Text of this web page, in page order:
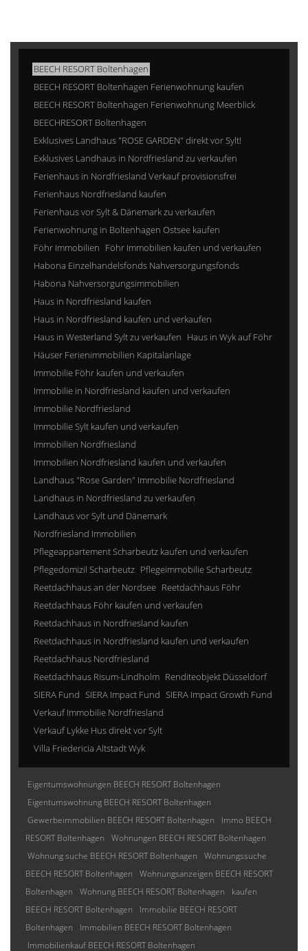
BEECH RESORT Boltenhagen
BEECH RESORT Boltenhagen Ferienwohnung kaufen
BEECH RESORT Boltenhagen Ferienwohnung Meerblick
BEECHRESORT Boltenhagen
Exklusives Landhaus "ROSE GARDEN" direkt vor Sylt!
Exklusives Landhaus in Nordfriesland zu verkaufen
Ferienhaus in Nordfriesland Verkauf provisionsfrei
Ferienhaus Nordfriesland kaufen
Ferienhaus vor Sylt & Dänemark zu verkaufen
Ferienwohnung in Boltenhagen Ostsee kaufen
Föhr Immobilien Föhr Immobilien kaufen und verkaufen
Habona Einzelhandelsfonds Nahversorgungsfonds
Habona Nahversorgungsimmobilien
Haus in Nordfriesland kaufen
Haus in Nordfriesland kaufen und verkaufen
Haus in Westerland Sylt zu verkaufen Haus in Wyk auf Föhr
Häuser Ferienimmobilien Kapitalanlage
Immobilie Föhr kaufen und verkaufen
Immobilie in Nordfriesland kaufen und verkaufen
Immobilie Nordfriesland
Immobilie Sylt kaufen und verkaufen
Immobilien Nordfriesland
Immobilien Nordfriesland kaufen und verkaufen
Landhaus "Rose Garden" Immobilie Nordfriesland
Landhaus in Nordfriesland zu verkaufen
Landhaus vor Sylt und Dänemark
Nordfriesland Immobilien
Pflegeappartement Scharbeutz kaufen und verkaufen
Pflegedomizil Scharbeutz Pflegeimmobilie Scharbeutz
Reetdachhaus an der Nordsee Reetdachhaus Föhr
Reetdachhaus Föhr kaufen und verkaufen
Reetdachhaus in Nordfriesland kaufen
Reetdachhaus in Nordfriesland kaufen und verkaufen
Reetdachhaus Nordfriesland
Reetdachhaus Risum-Lindholm Renditeobjekt Düsseldorf
SIERA Fund SIERA Impact Fund SIERA Impact Growth Fund
Verkauf Immobilie Nordfriesland
Verkauf Lykke Hus direkt vor Sylt
Villa Friedericia Altstadt Wyk
Eigentumswohnungen BEECH RESORT Boltenhagen
Eigentumswohnung BEECH RESORT Boltenhagen
Gewerbeimmobilien BEECH RESORT Boltenhagen
Immo BEECH
RESORT Boltenhagen
Wohnungen BEECH RESORT Boltenhagen
Wohnung suche BEECH RESORT Boltenhagen
Wohnungssuche
BEECH RESORT Boltenhagen
Wohnungsanzeigen BEECH RESORT
Boltenhagen
Wohnung BEECH RESORT Boltenhagen
kaufen
BEECH RESORT Boltenhagen
Immobilie BEECH RESORT
Boltenhagen
Immobilien BEECH RESORT Boltenhagen
Immobilienkauf BEECH RESORT Boltenhagen